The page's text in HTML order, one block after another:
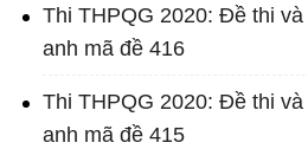
Thi THPQG 2020: Đề thi
anh mã đề 416
Thi THPQG 2020: Đề thi
anh mã đề 415